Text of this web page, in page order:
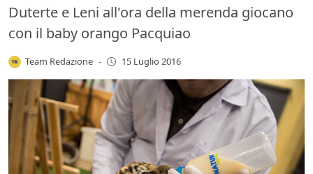
Duterte e Leni all'ora della merenda giocano
con il baby orango Pacquiao
Team Redazione - 15 Luglio 2016